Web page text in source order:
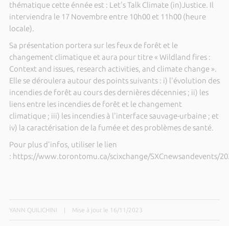
thématique cette énnée est : Let's Talk Climate (in)Justice. Il
interviendra le 17 Novembre entre 10h00 et 11h00 (heure
locale).
Sa présentation portera sur les feux de forêt et le
changement climatique et aura pour titre « Wildland fires :
Context and issues, research activities, and climate change ».
Elle se déroulera autour des points suivants : i) l'évolution des
incendies de forêt au cours des dernières décennies ; ii) les
liens entre les incendies de forêt et le changement
climatique ; iii) les incendies à l'interface sauvage-urbaine ; et
iv) la caractérisation de la fumée et des problèmes de santé.
Pour plus d'infos, utiliser le lien
: https://www.torontomu.ca/scixchange/SXCnewsandevents/
YANN QUILICHINI Mise à jour le 16/11/2023